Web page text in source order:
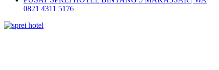
0821 4311 5176